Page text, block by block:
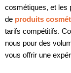
cosmétiques, et les
de produits
tarifs compétitifs.
nous pour des
vous offrir une